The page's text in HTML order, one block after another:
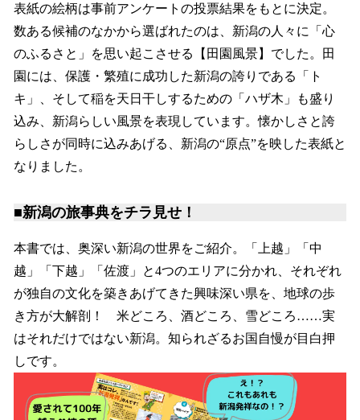
表紙の絵柄は事前アンケートの投票結果をもとに決定。
数ある候補のなかから選ばれたのは、新潟の人々に「心
のふるさと」を思い起こさせる【田園風景】でした。田
園には、保護・繁殖に成功した新潟の誇りである「ト
キ」、そして稲を天日干しするための「ハザ木」も盛り
込み、新潟らしい風景を表現しています。懐かしさと誇
らしさが同時に込みあげる、新潟の“原点”を映した表紙と
なりました。
■新潟の旅事典をチラ見せ！
本書では、奥深い新潟の世界をご紹介。「上越」「中
越」「下越」「佐渡」と4つのエリアに分かれ、それぞれ
が独自の文化を築きあげてきた興味深い県を、地球の歩
き方が大解剖！ 米どころ、酒どころ、雪どころ……実
はそれだけではない新潟。知られざるお国自慢が目白押
しです。